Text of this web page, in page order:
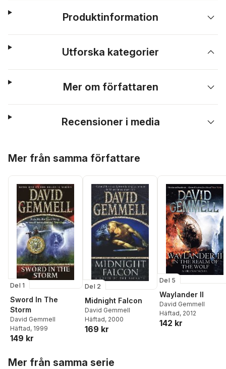
Produktinformation
Utforska kategorier
Mer om författaren
Recensioner i media
Mer från samma författare
Del 1
Sword In The
Storm
David Gemmell
Häftad, 1999
149 kr
Del 2
Midnight Falcon
David Gemmell
Häftad, 2000
169 kr
Del 5
Waylander II
David Gemmell
Häftad, 2012
142 kr
Mer från samma serie